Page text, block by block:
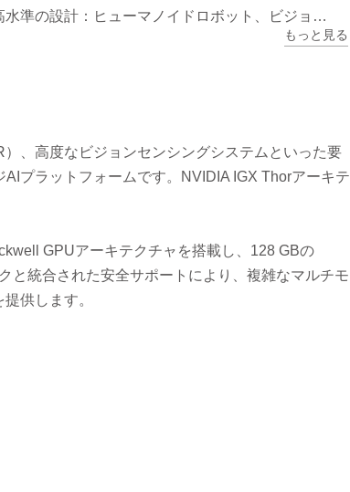
ューマノイドロボット、ビジョンセンシングシステム（VSS）、自律移動ロボット（AMR）アプリケーション向けに設計
もっと見る
、高度なビジョンセンシングシステムといった要
プラットフォームです。NVIDIA IGX Thorアーキテ
GPUアーキテクチャを搭載し、128 GBの
と統合された安全サポートにより、複雑なマルチモ
供します。